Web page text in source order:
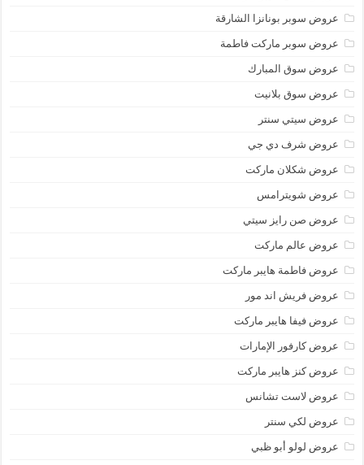
عروض سوبر بونانزا الشارقة
عروض سوبر ماركت فاطمة
عروض سوق المبارك
عروض سوق بلانيت
عروض سيتي سنتر
عروض شرف دي جي
عروض شكلان ماركت
عروض شويترامس
عروض صن رايز سيتي
عروض عالم ماركت
عروض فاطمة هايبر ماركت
عروض فريش اند مور
عروض فيفا هايبر ماركت
عروض كارفور الإمارات
عروض كنز هايبر ماركت
عروض لاست تشانس
عروض لكي سنتر
عروض لولو أبو ظبي